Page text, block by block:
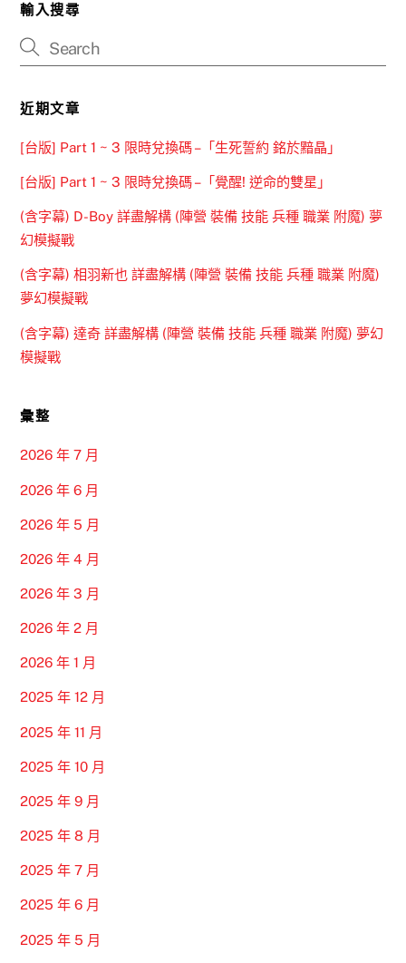
輸入搜尋
近期文章
[台版] Part 1 ~ 3 限時兌換碼 –「生死誓約 銘於黯晶」
[台版] Part 1 ~ 3 限時兌換碼 –「覺醒! 逆命的雙星」
(含字幕) D-Boy 詳盡解構 (陣營 裝備 技能 兵種 職業 附魔) 夢
幻模擬戰
(含字幕) 相羽新也 詳盡解構 (陣營 裝備 技能 兵種 職業 附魔)
夢幻模擬戰
(含字幕) 達奇 詳盡解構 (陣營 裝備 技能 兵種 職業 附魔) 夢幻
模擬戰
彙整
2026 年 7 月
2026 年 6 月
2026 年 5 月
2026 年 4 月
2026 年 3 月
2026 年 2 月
2026 年 1 月
2025 年 12 月
2025 年 11 月
2025 年 10 月
2025 年 9 月
2025 年 8 月
2025 年 7 月
2025 年 6 月
2025 年 5 月